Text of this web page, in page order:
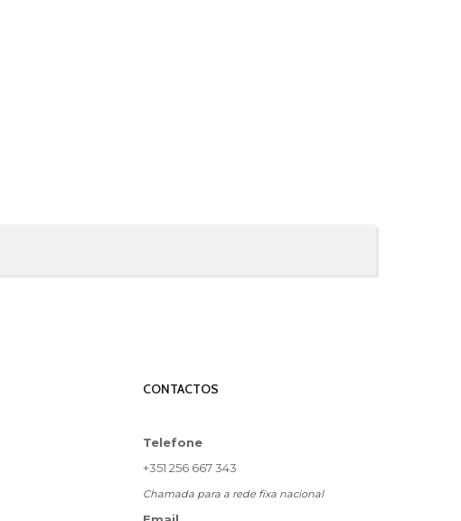
CONTACTOS
Telefone
+351 256 667 343
Chamada para a rede fixa nacional